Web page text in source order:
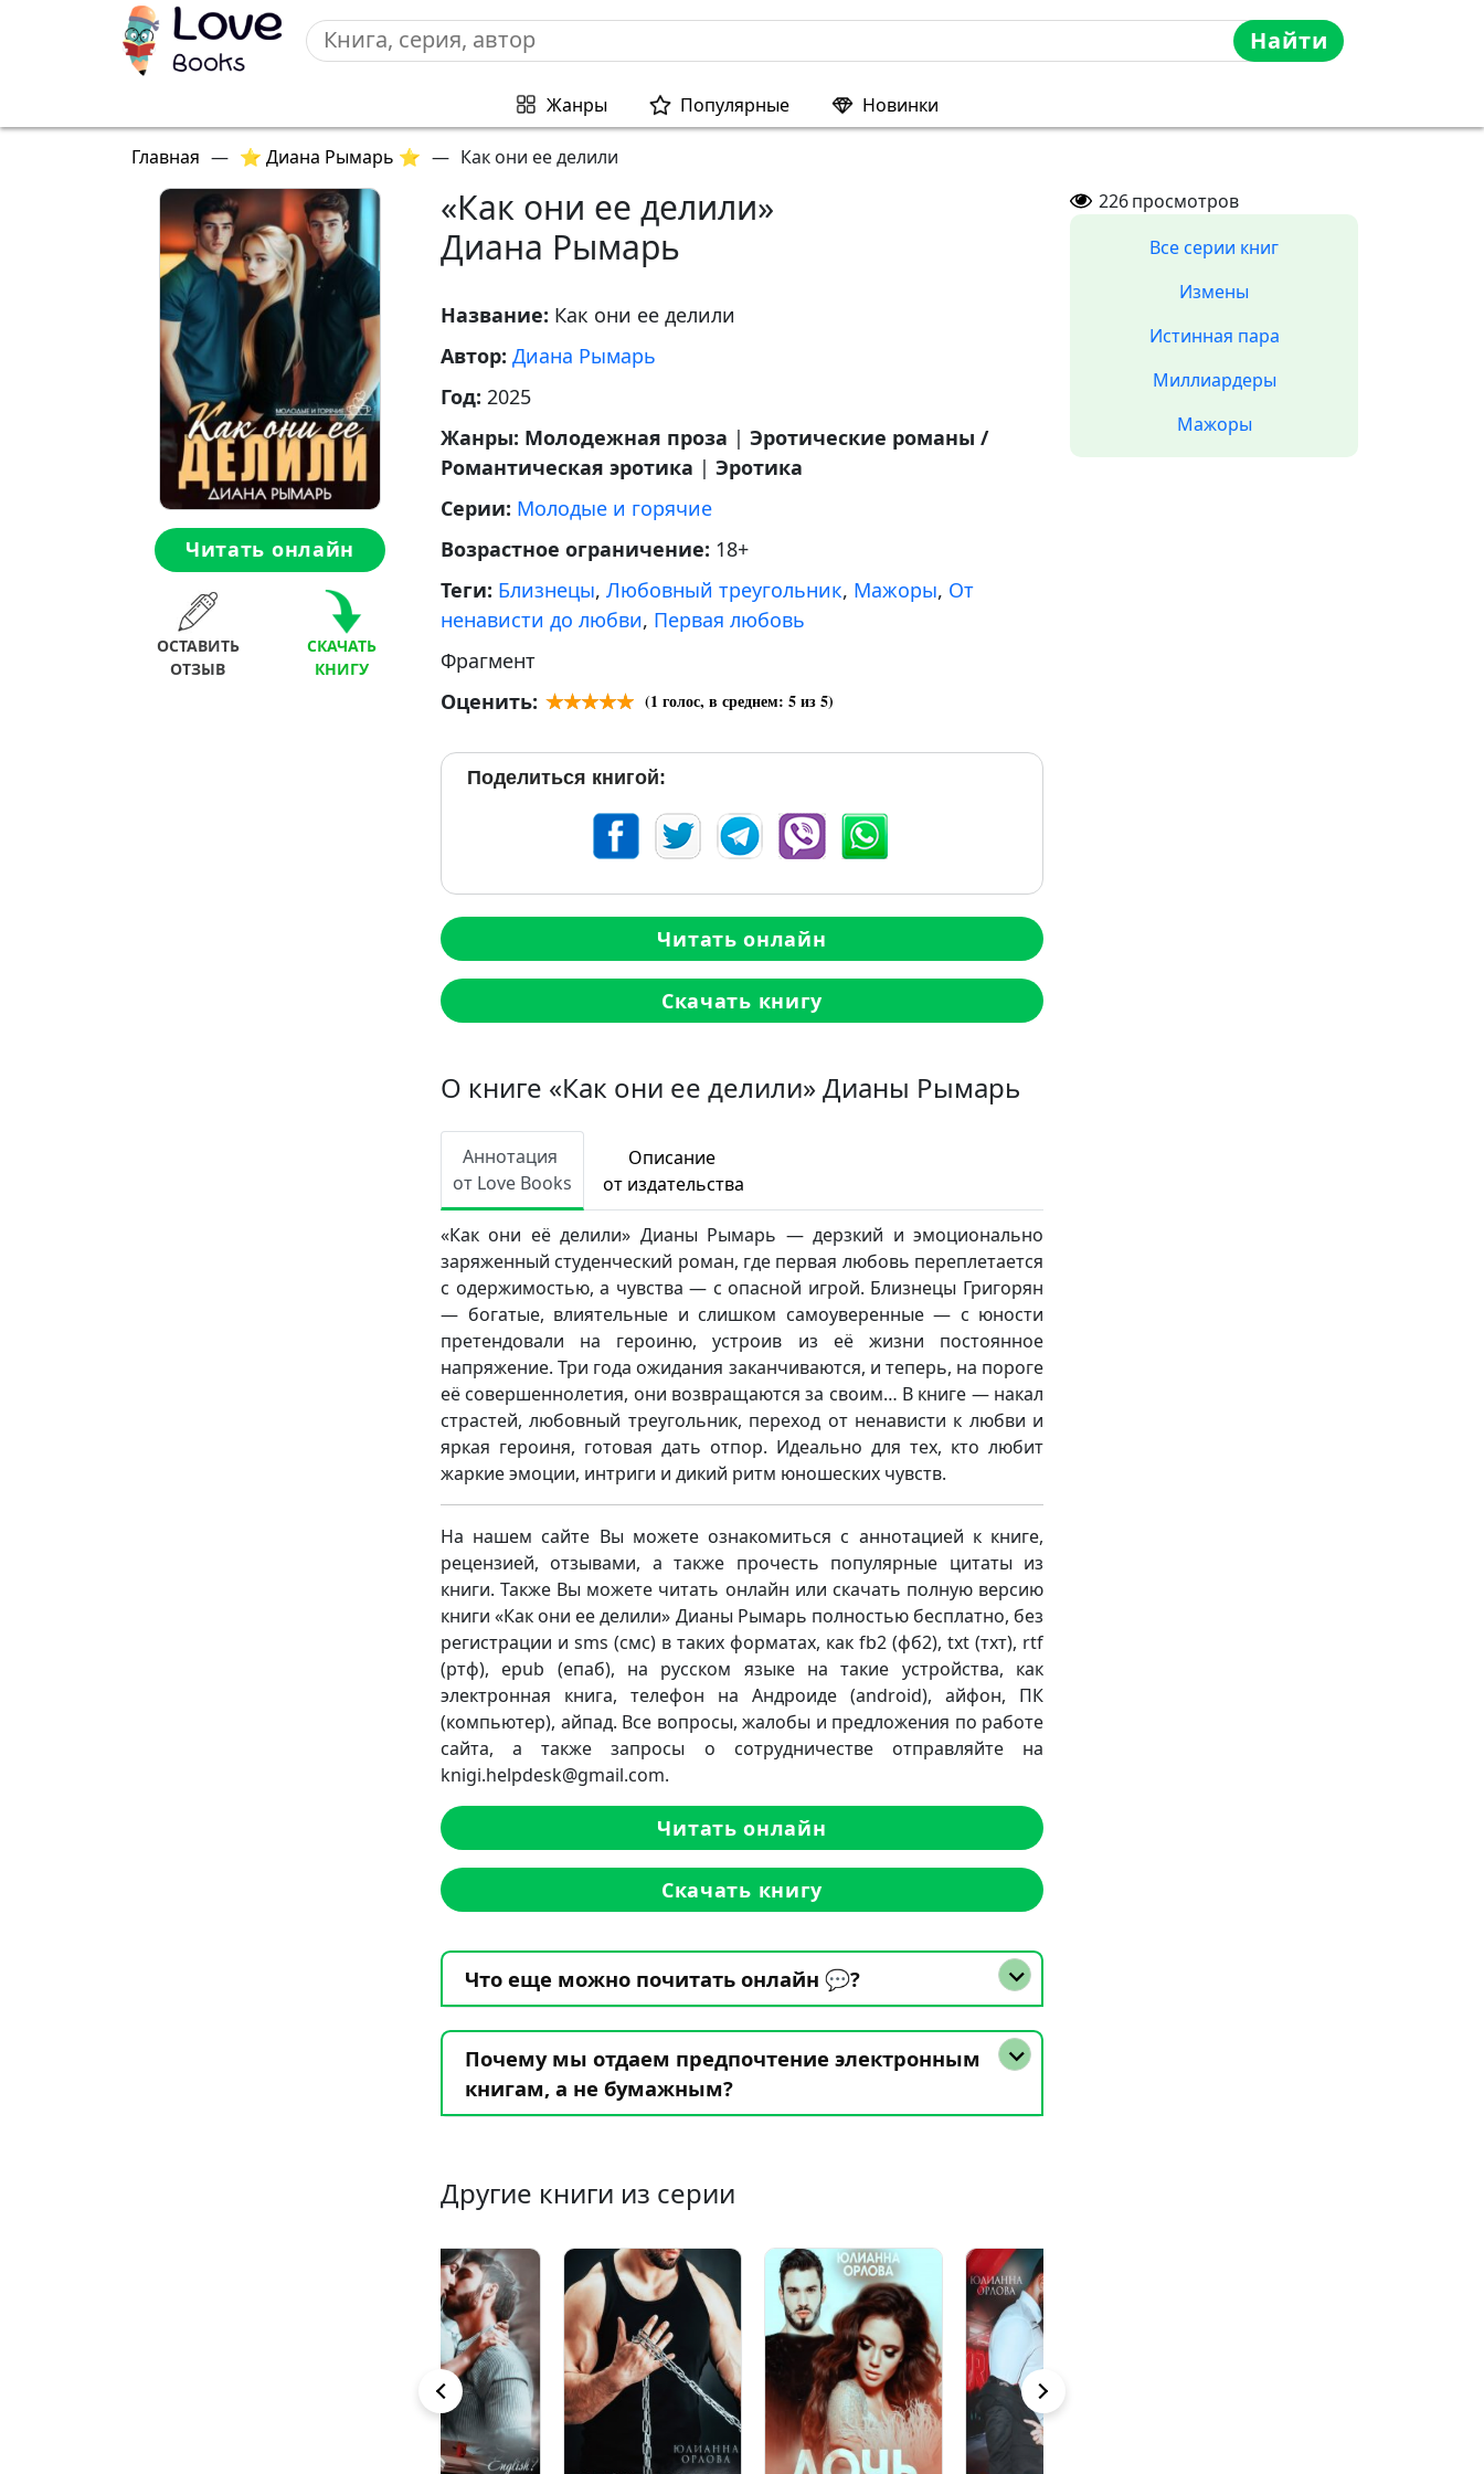
Найти
Жанры Популярные Новинки
Главная — ⭐ Диана Рымарь ⭐ — Как они ее делили
Читать онлайн
ОСТАВИТЬ
ОТЗЫВ
СКАЧАТЬ
КНИГУ
«Как они ее делили»
Диана Рымарь
Название: Как они ее делили
Автор: Диана Рымарь
Год: 2025
Жанры: Молодежная проза | Эротические романы /
Романтическая эротика | Эротика
Серии: Молодые и горячие
Возрастное ограничение: 18+
Теги: Близнецы, Любовный треугольник, Мажоры, От
ненависти до любви, Первая любовь
Фрагмент
Оценить:
(1 голос, в среднем: 5из 5)
Поделиться книгой:
Читать онлайн
Скачать книгу
О книге «Как они ее делили» Дианы Рымарь
Аннотация
от Love Books
Описание
от издательства
«Как они её делили» Дианы Рымарь — дерзкий и эмоционально
заряженный студенческий роман, где первая любовь переплетается
с одержимостью, а чувства — с опасной игрой. Близнецы Григорян
— богатые, влиятельные и слишком самоуверенные — с юности
претендовали на героиню, устроив из её жизни постоянное
напряжение. Три года ожидания заканчиваются, и теперь, на пороге
её совершеннолетия, они возвращаются за своим… В книге — накал
страстей, любовный треугольник, переход от ненависти к любви и
яркая героиня, готовая дать отпор. Идеально для тех, кто любит
жаркие эмоции, интриги и дикий ритм юношеских чувств.
На нашем сайте Вы можете ознакомиться с аннотацией к книге,
рецензией, отзывами, а также прочесть популярные цитаты из
книги. Также Вы можете читать онлайн или скачать полную версию
книги «Как они ее делили» Дианы Рымарь полностью бесплатно, без
регистрации и sms (смс) в таких форматах, как fb2 (фб2), txt (тхт), rtf
(ртф), epub (епаб), на русском языке на такие устройства, как
электронная книга, телефон на Андроиде (android), айфон, ПК
(компьютер), айпад. Все вопросы, жалобы и предложения по работе
сайта, а также запросы о сотрудничестве отправляйте на
knigi.helpdesk@gmail.com.
Читать онлайн
Скачать книгу
Что еще можно почитать онлайн 💬?
Почему мы отдаем предпочтение электронным
книгам, а не бумажным?
Другие книги из серии
226просмотров
Все серии книг
Измены
Истинная пара
Миллиардеры
Мажоры